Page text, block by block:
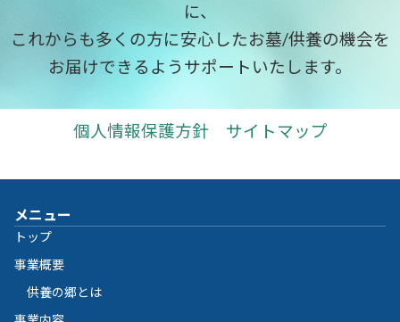
に、
これからも多くの方に安心したお墓/供養の機会を
お届けできるようサポートいたします。
個人情報保護方針 サイトマップ
メニュー
トップ
事業概要
供養の郷とは